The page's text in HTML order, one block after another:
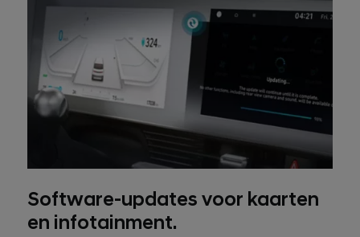
Software-updates voor kaarten
en infotainment.